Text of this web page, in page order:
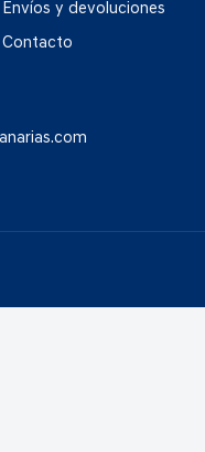
Envíos y devoluciones
Contacto